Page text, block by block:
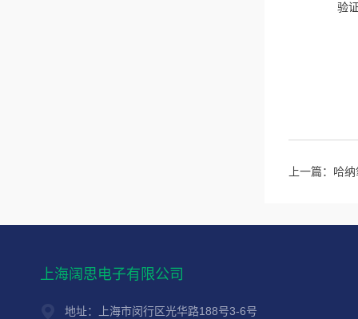
验
上一篇： 哈
上海阔思电子有限公司
地址：上海市闵行区光华路188号3-6号